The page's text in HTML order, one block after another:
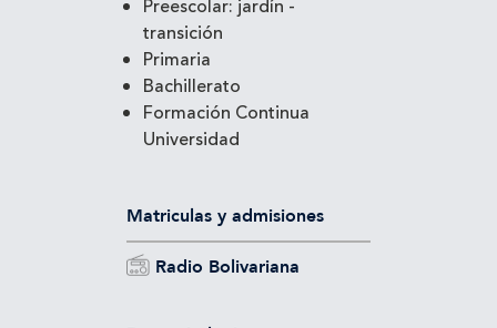
Preescolar: jardín -
transición
Primaria
Bachillerato
Formación Continua
Universidad
Matriculas y admisiones
Radio Bolivariana